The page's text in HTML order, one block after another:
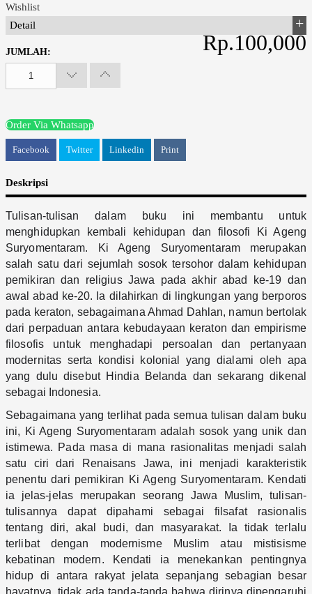
Wishlist
Detail
Rp.100,000
JUMLAH:
Order Via Whatsapp
Facebook Twitter Linkedin Print
Deskripsi
Tulisan-tulisan dalam buku ini membantu untuk
menghidupkan kembali kehidupan dan filosofi Ki Ageng
Suryomentaram. Ki Ageng Suryomentaram merupakan
salah satu dari sejumlah sosok tersohor dalam kehidupan
pemikiran dan religius Jawa pada akhir abad ke-19 dan
awal abad ke-20. Ia dilahirkan di lingkungan yang berporos
pada keraton, sebagaimana Ahmad Dahlan, namun bertolak
dari perpaduan antara kebudayaan keraton dan empirisme
filosofis untuk menghadapi persoalan dan pertanyaan
modernitas serta kondisi kolonial yang dialami oleh apa
yang dulu disebut Hindia Belanda dan sekarang dikenal
sebagai Indonesia.
Sebagaimana yang terlihat pada semua tulisan dalam buku
ini, Ki Ageng Suryomentaram adalah sosok yang unik dan
istimewa. Pada masa di mana rasionalitas menjadi salah
satu ciri dari Renaisans Jawa, ini menjadi karakteristik
penentu dari pemikiran Ki Ageng Suryomentaram. Kendati
ia jelas-jelas merupakan seorang Jawa Muslim, tulisan-
tulisannya dapat dipahami sebagai filsafat rasionalis
tentang diri, akal budi, dan masyarakat. Ia tidak terlalu
terlibat dengan modernisme Muslim atau mistisisme
kebatinan modern. Kendati ia menekankan pentingnya
hidup di antara rakyat jelata sepanjang sebagian besar